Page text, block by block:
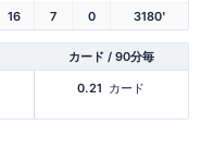
16 7 0 3180'
カード / 90分毎
0.21 カード